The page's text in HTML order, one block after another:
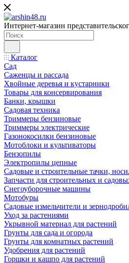
Интернет-магазин
Каталог
Сад
Саженцы и рассада
Хвойные деревья и кустарники
Товары для консервирования
Банки, крышки
Садовая техника
Триммеры бензиновые
Триммеры электрические
Газонокосилки бензиновые
Мотоблоки и культиваторы
Бензопилы
Электропилы цепные
Садовые и строительные тачки,
Запчасти для строительных и
Снегоуборочные машины
Мотобуры
Садовые измельчители и
Уход за растениями
Укрывной материал для растений
Грунты для сада и огорода
Грунты для комнатных растений
Удобрения для растений
Горшки и кашпо для растений